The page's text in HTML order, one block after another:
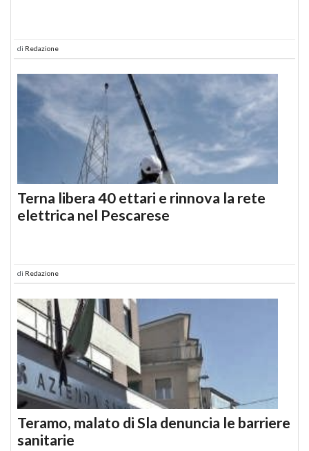
di Redazione
Terna libera 40 ettari e rinnova la rete
elettrica nel Pescarese
di Redazione
Teramo, malato di Sla denuncia le barriere
sanitarie